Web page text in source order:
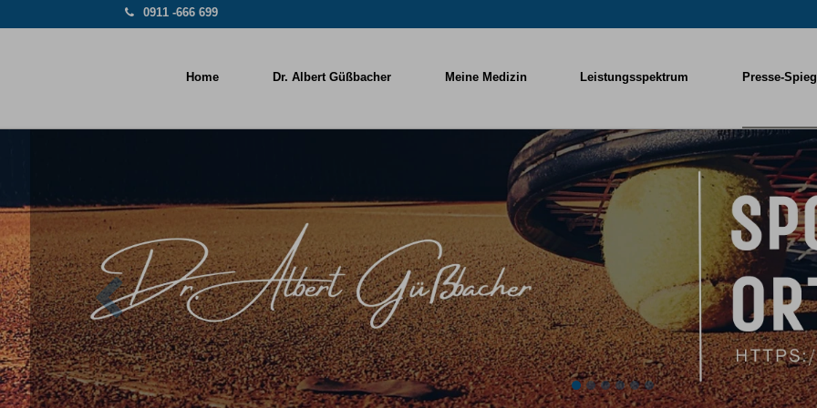
0911 -666 699
Home Dr. Albert Güßbacher Meine Medizin Leistungsspektrum Presse-